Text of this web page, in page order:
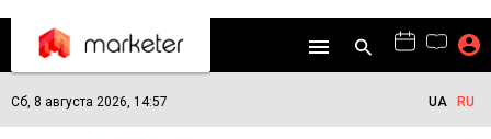
Сб, 8 августа 2026, 14:57 UA RU